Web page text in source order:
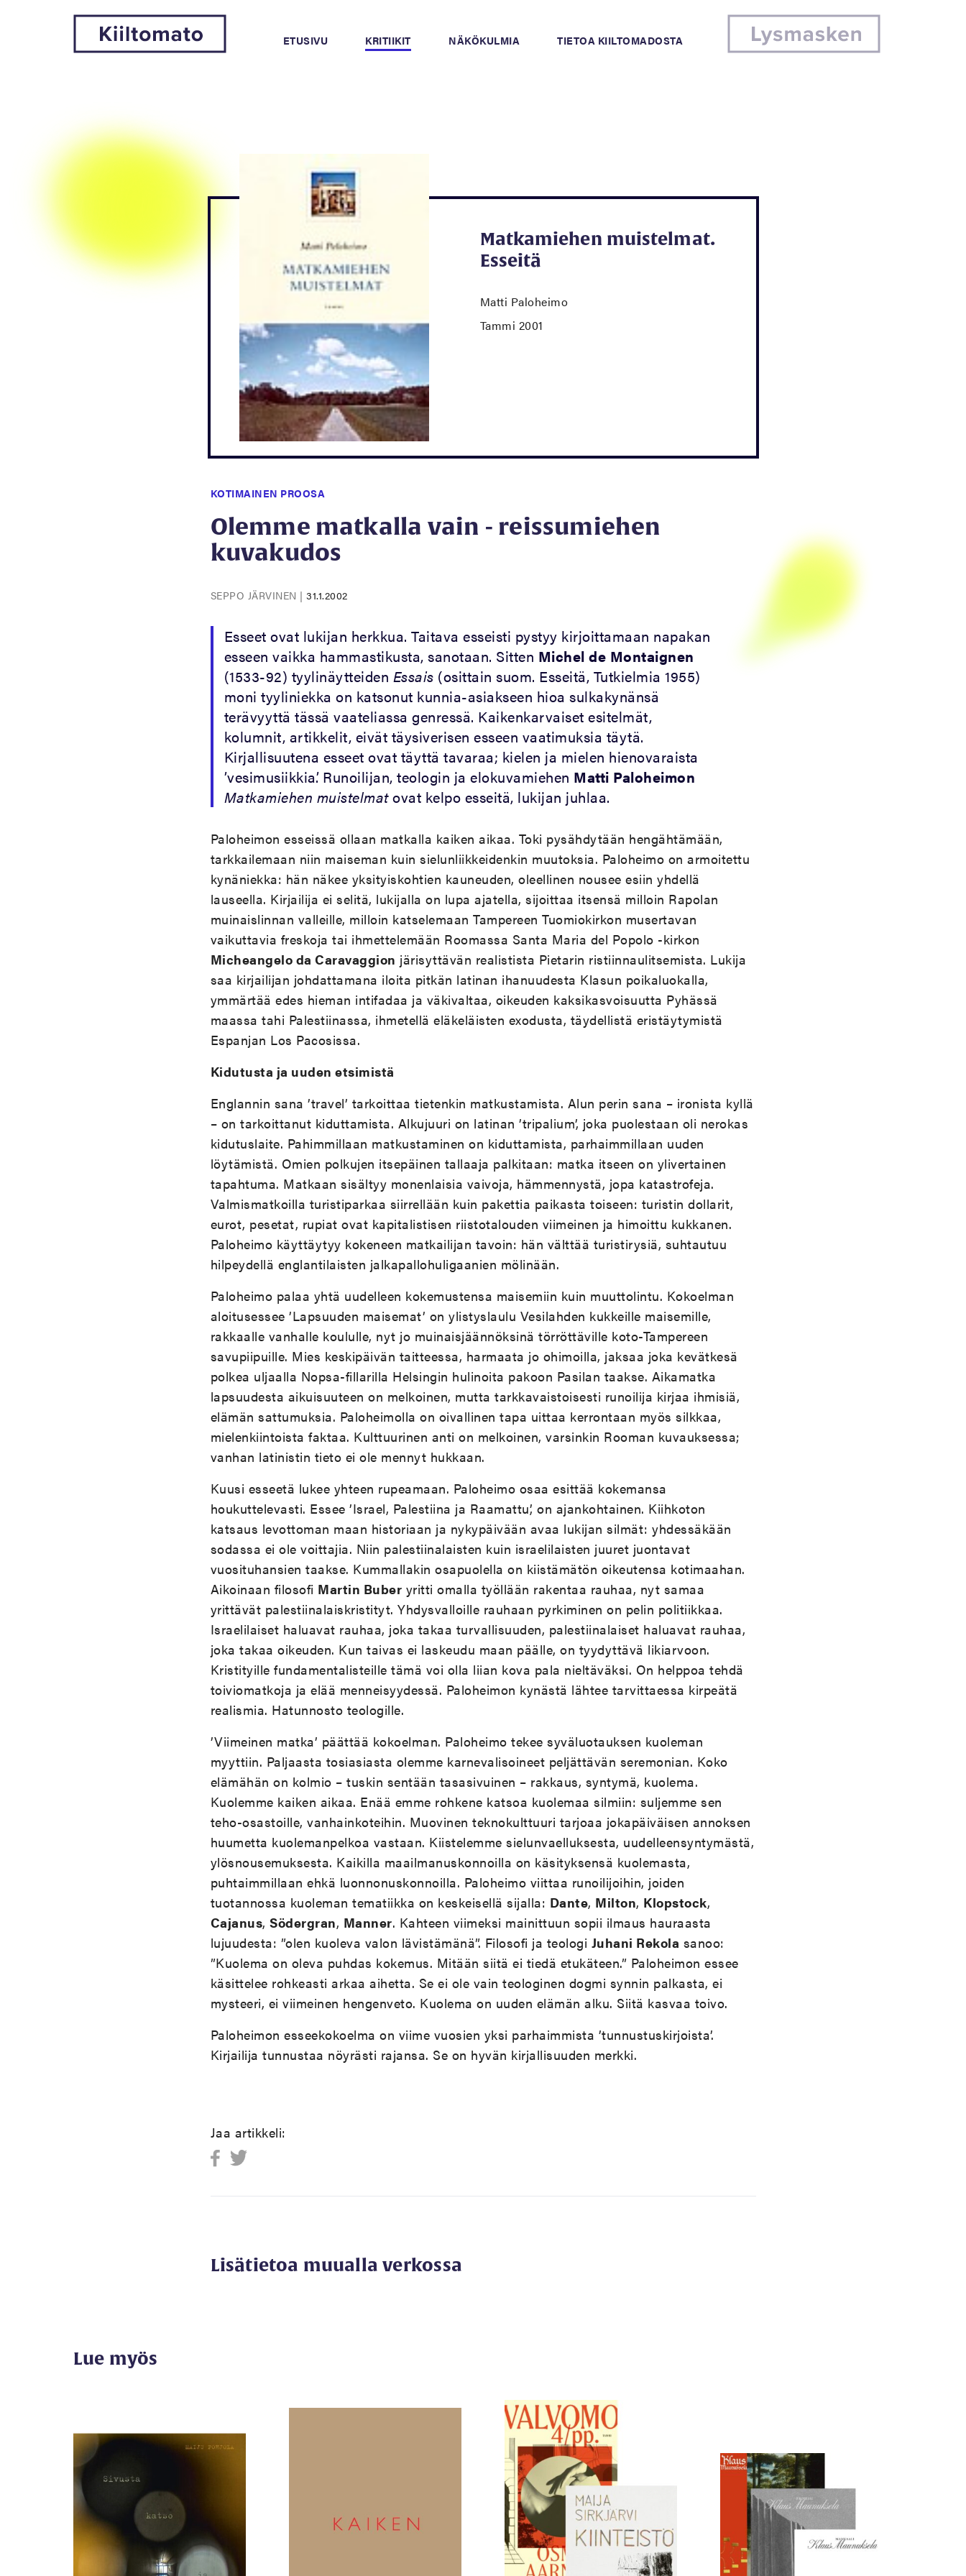
ETUSIVU KRITIIKIT NÄKÖKULMIA TIETOA KIILTOMADOSTA
Matkamiehen muistelmat.
Esseitä
Matti Paloheimo
Tammi 2001
KOTIMAINEN PROOSA
Olemme matkalla vain - reissumiehen
kuvakudos
SEPPO JÄRVINEN | 31.1.2002
Esseet ovat lukijan herkkua. Taitava esseisti pystyy kirjoittamaan napakan
esseen vaikka hammastikusta, sanotaan. Sitten Michel de Montaignen
(1533-92) tyylinäytteiden Essais (osittain suom. Esseitä, Tutkielmia 1955)
moni tyyliniekka on katsonut kunnia-asiakseen hioa sulkakynänsä
terävyyttä tässä vaateliassa genressä. Kaikenkarvaiset esitelmät,
kolumnit, artikkelit, eivät täysiverisen esseen vaatimuksia täytä.
Kirjallisuutena esseet ovat täyttä tavaraa; kielen ja mielen hienovaraista
’vesimusiikkia’. Runoilijan, teologin ja elokuvamiehen Matti Paloheimon
Matkamiehen muistelmatovat kelpo esseitä, lukijan juhlaa.
Paloheimon esseissä ollaan matkalla kaiken aikaa. Toki pysähdytään hengähtämään,
tarkkailemaan niin maiseman kuin sielunliikkeidenkin muutoksia. Paloheimo on armoitettu
kynäniekka: hän näkee yksityiskohtien kauneuden, oleellinen nousee esiin yhdellä
lauseella. Kirjailija ei selitä, lukijalla on lupa ajatella, sijoittaa itsensä milloin Rapolan
muinaislinnan valleille, milloin katselemaan Tampereen Tuomiokirkon musertavan
vaikuttavia freskoja tai ihmettelemään Roomassa Santa Maria del Popolo -kirkon
Micheangelo da Caravaggion järisyttävän realistista Pietarin ristiinnaulitsemista. Lukija
saa kirjailijan johdattamana iloita pitkän latinan ihanuudesta Klasun poikaluokalla,
ymmärtää edes hieman intifadaa ja väkivaltaa, oikeuden kaksikasvoisuutta Pyhässä
maassa tahi Palestiinassa, ihmetellä eläkeläisten exodusta, täydellistä eristäytymistä
Espanjan Los Pacosissa.
Kidutusta ja uuden etsimistä
Englannin sana ’travel’ tarkoittaa tietenkin matkustamista. Alun perin sana – ironista kyllä
– on tarkoittanut kiduttamista. Alkujuuri on latinan ’tripalium’, joka puolestaan oli nerokas
kidutuslaite. Pahimmillaan matkustaminen on kiduttamista, parhaimmillaan uuden
löytämistä. Omien polkujen itsepäinen tallaaja palkitaan: matka itseen on ylivertainen
tapahtuma. Matkaan sisältyy monenlaisia vaivoja, hämmennystä, jopa katastrofeja.
Valmismatkoilla turistiparkaa siirrellään kuin pakettia paikasta toiseen: turistin dollarit,
eurot, pesetat, rupiat ovat kapitalistisen riistotalouden viimeinen ja himoittu kukkanen.
Paloheimo käyttäytyy kokeneen matkailijan tavoin: hän välttää turistirysiä, suhtautuu
hilpeydellä englantilaisten jalkapallohuligaanien mölinään.
Paloheimo palaa yhtä uudelleen kokemustensa maisemiin kuin muuttolintu. Kokoelman
aloitusessee ’Lapsuuden maisemat’ on ylistyslaulu Vesilahden kukkeille maisemille,
rakkaalle vanhalle koululle, nyt jo muinaisjäännöksinä törröttäville koto-Tampereen
savupiipuille. Mies keskipäivän taitteessa, harmaata jo ohimoilla, jaksaa joka kevätkesä
polkea uljaalla Nopsa-fillarilla Helsingin hulinoita pakoon Pasilan taakse. Aikamatka
lapsuudesta aikuisuuteen on melkoinen, mutta tarkkavaistoisesti runoilija kirjaa ihmisiä,
elämän sattumuksia. Paloheimolla on oivallinen tapa uittaa kerrontaan myös silkkaa,
mielenkiintoista faktaa. Kulttuurinen anti on melkoinen, varsinkin Rooman kuvauksessa;
vanhan latinistin tieto ei ole mennyt hukkaan.
Kuusi esseetä lukee yhteen rupeamaan. Paloheimo osaa esittää kokemansa
houkuttelevasti. Essee ’Israel, Palestiina ja Raamattu’, on ajankohtainen. Kiihkoton
katsaus levottoman maan historiaan ja nykypäivään avaa lukijan silmät: yhdessäkään
sodassa ei ole voittajia. Niin palestiinalaisten kuin israelilaisten juuret juontavat
vuosituhansien taakse. Kummallakin osapuolella on kiistämätön oikeutensa kotimaahan.
Aikoinaan filosofi Martin Buber yritti omalla työllään rakentaa rauhaa, nyt samaa
yrittävät palestiinalaiskristityt. Yhdysvalloille rauhaan pyrkiminen on pelin politiikkaa.
Israelilaiset haluavat rauhaa, joka takaa turvallisuuden, palestiinalaiset haluavat rauhaa,
joka takaa oikeuden. Kun taivas ei laskeudu maan päälle, on tyydyttävä likiarvoon.
Kristityille fundamentalisteille tämä voi olla liian kova pala nieltäväksi. On helppoa tehdä
toiviomatkoja ja elää menneisyydessä. Paloheimon kynästä lähtee tarvittaessa kirpeätä
realismia. Hatunnosto teologille.
’Viimeinen matka’ päättää kokoelman. Paloheimo tekee syväluotauksen kuoleman
myyttiin. Paljaasta tosiasiasta olemme karnevalisoineet peljättävän seremonian. Koko
elämähän on kolmio – tuskin sentään tasasivuinen – rakkaus, syntymä, kuolema.
Kuolemme kaiken aikaa. Enää emme rohkene katsoa kuolemaa silmiin: suljemme sen
teho-osastoille, vanhainkoteihin. Muovinen teknokulttuuri tarjoaa jokapäiväisen annoksen
huumetta kuolemanpelkoa vastaan. Kiistelemme sielunvaelluksesta, uudelleensyntymästä,
ylösnousemuksesta. Kaikilla maailmanuskonnoilla on käsityksensä kuolemasta,
puhtaimmillaan ehkä luonnonuskonnoilla. Paloheimo viittaa runoilijoihin, joiden
tuotannossa kuoleman tematiikka on keskeisellä sijalla: Dante, Milton, Klopstock,
Cajanus, Södergran, Manner. Kahteen viimeksi mainittuun sopii ilmaus hauraasta
lujuudesta: ”olen kuoleva valon lävistämänä”. Filosofi ja teologi Juhani Rekola sanoo:
”Kuolema on oleva puhdas kokemus. Mitään siitä ei tiedä etukäteen.” Paloheimon essee
käsittelee rohkeasti arkaa aihetta. Se ei ole vain teologinen dogmi synnin palkasta, ei
mysteeri, ei viimeinen hengenveto. Kuolema on uuden elämän alku. Siitä kasvaa toivo.
Paloheimon esseekokoelma on viime vuosien yksi parhaimmista ’tunnustuskirjoista’.
Kirjailija tunnustaa nöyrästi rajansa. Se on hyvän kirjallisuuden merkki.
Jaa artikkeli:
Lisätietoa muualla verkossa
Lue myös